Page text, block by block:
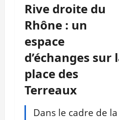
Rive droite du
Rhône : un
espace
d’échanges sur
place des
Terreaux
Dans le cadre de la